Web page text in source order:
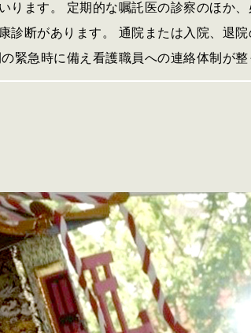
ります。 定期的な嘱託医の診察のほか
診断があります。 通院または入院、退
緊急時に備え看護職員への連絡体制が整